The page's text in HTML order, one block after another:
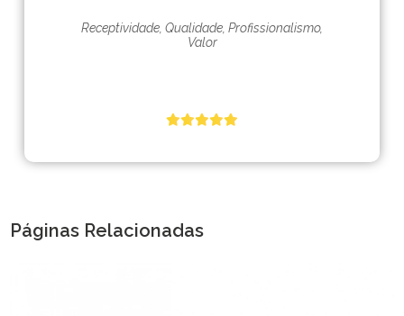
Receptividade, Qualidade, Profissionalismo,
Valor
Páginas Relacionadas